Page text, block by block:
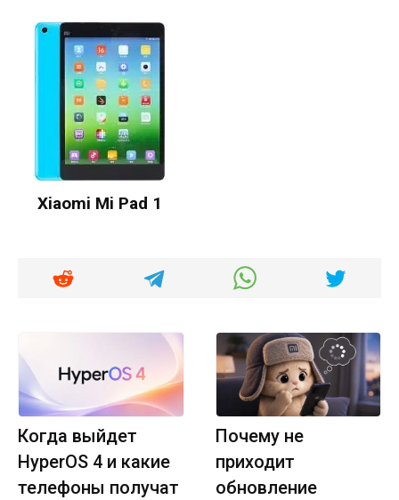
Xiaomi Mi Pad 1
Когда выйдет
HyperOS 4 и какие
телефоны получат
Почему не
приходит
обновление